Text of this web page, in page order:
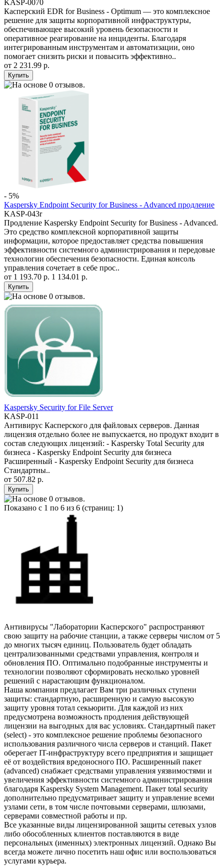
KASP-0070
Касперский EDR for Business - Optimum — это комплексное
решение для защиты корпоративной инфраструктуры,
обеспечивающее высокий уровень безопасности и
оперативное реагирование на инциденты. Благодаря
интегрированным инструментам и автоматизации, оно
помогает снизить риски и повысить эффективно..
от 2 231.99 р.
- 5%
Kaspersky Endpoint Security for Business - Advanced продление
KASP-043r
Продление Kaspersky Endpoint Security for Business - Advanced.
Это средство комплексной корпоративной защиты
информации, которое предоставляет средства повышения
эффективности системного администрирования и передовые
технологии обеспечения безопасности. Единая консоль
управления сочетает в себе прос..
от 1 193.70 р. 1 134.01 р.
Kaspersky Security for File Server
KASP-011
Антивирус Касперского для файловых серверов. Данная
лицензия отдельно более не выпускается, но продукт входит в
состав следующих лицензий: - Kaspersky Total Security для
бизнеса - Kaspersky Endpoint Security для бизнеса
Расширенный - Kaspersky Endpoint Security для бизнеса
Стандартны..
от 507.82 р.
Показано с 1 по 6 из 6 (страниц: 1)
Антивирусы "Лаборатории Касперского" распространяют
свою защиту на рабочие станции, а также серверы числом от 5
до многих тысяч единиц. Пользователь будет обладать
централизованными средствами управления, контроля и
обновления ПО. Оптимально подобранные инструменты и
технологии позволяют сформировать несколько уровней
решений с нарастающим функционалом.
Наша компания предлагает Вам три различных ступени
защиты: стандартную, расширенную и самую высокую
защиту уровня тотал секьюрити. Для каждой из них
предусмотрена возможность продления действующей
лицензии на выгодных для вас условиях. Стандартный пакет
(select) - это комплексное решение проблемы безопасного
использования различного числа серверов и станций. Пакет
оберегает IT-инфраструктуру всего предприятия и защищает
её от воздействия вредоносного ПО. Расширенный пакет
(advanced) снабжает средствами управления уязвимостями и
увеличения эффективности системного администрирования
благодаря Kaspersky System Management. Пакет total security
дополнительно предусматривает защиту и управление всеми
узлами сети, в том числе почтовыми серверами, шлюзами,
серверами совместной работы и пр.
Все указанные виды лицензированной защиты сетевых узлов
либо обособленных клиентов поставляются в виде
персональных (именных) электронных лицензий. Однако Вы
всегда можете лично посетить наш офис или воспользоваться
услугами курьера.